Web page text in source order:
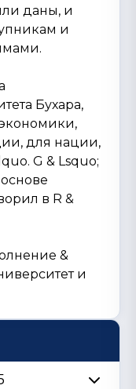
даны, и
и
Бухара,
для нации,
G & Lsquo;
в R &
&
и